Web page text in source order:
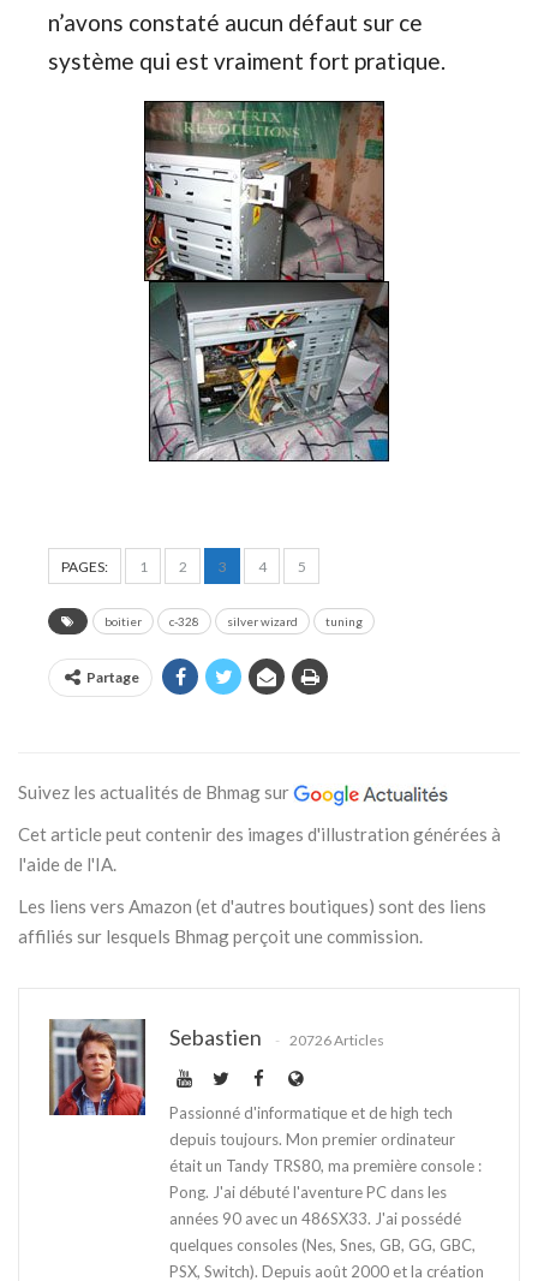
n’avons constaté aucun défaut sur ce
système qui est vraiment fort pratique.
PAGES: 1 2 3 4 5
boitier c-328 silver wizard tuning
Partage
Suivez les actualités de Bhmag sur
Cet article peut contenir des images d'illustration générées à
l'aide de l'IA.
Les liens vers Amazon (et d'autres boutiques) sont des liens
affiliés sur lesquels Bhmag perçoit une commission.
Sebastien 20726 Articles
Passionné d'informatique et de high tech
depuis toujours. Mon premier ordinateur
était un Tandy TRS80, ma première console :
Pong. J'ai débuté l'aventure PC dans les
années 90 avec un 486SX33. J'ai possédé
quelques consoles (Nes, Snes, GB, GG, GBC,
PSX, Switch). Depuis août 2000 et la création